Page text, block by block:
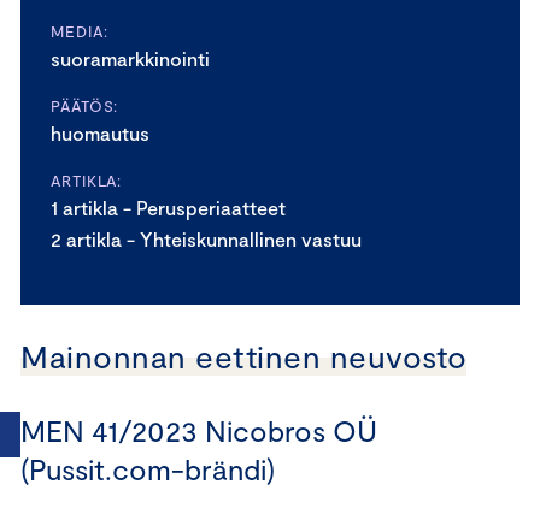
MEDIA:
suoramarkkinointi
PÄÄTÖS:
huomautus
ARTIKLA:
1 artikla - Perusperiaatteet
2 artikla - Yhteiskunnallinen vastuu
Mainonnan eettinen neuvosto
MEN 41/2023 Nicobros OÜ
(Pussit.com-brändi)